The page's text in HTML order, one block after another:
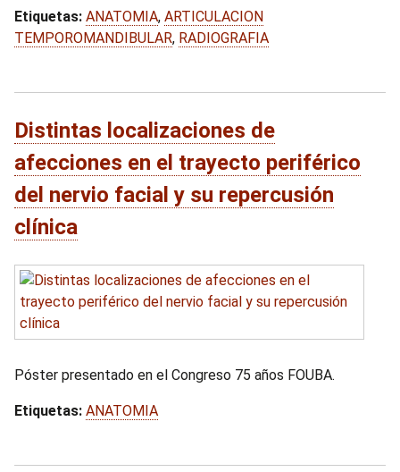
Etiquetas: ANATOMIA, ARTICULACION
TEMPOROMANDIBULAR, RADIOGRAFIA
Distintas localizaciones de
afecciones en el trayecto periférico
del nervio facial y su repercusión
clínica
Póster presentado en el Congreso 75 años FOUBA.
Etiquetas: ANATOMIA